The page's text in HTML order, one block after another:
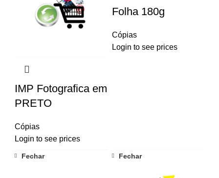
IMP Fotografica em
PRETO
Cópias
Login to see prices
Folha 180g
Cópias
Login to see prices
Fechar Fechar